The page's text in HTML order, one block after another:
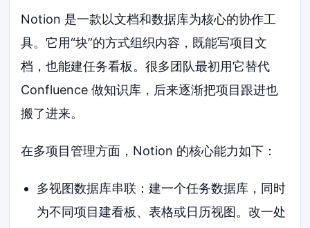
Notion 是一款以文档和数据库为核心的协作工
具。它用“块”的方式组织内容，既能写项目文
档，也能建任务看板。很多团队最初用它替代
Confluence 做知识库，后来逐渐把项目跟进也
搬了进来。
在多项目管理方面，Notion 的核心能力如下：
多视图数据库串联：建一个任务数据库，同时
为不同项目建看板、表格或日历视图。改一处